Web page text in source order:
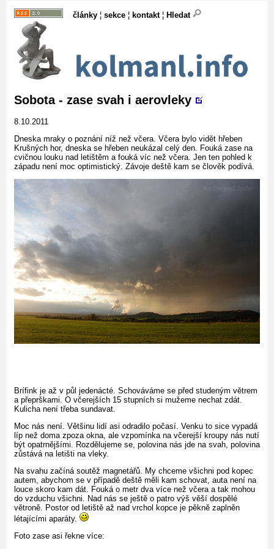
články ¦ sekce ¦ kontakt¦ Hledat
Sobota - zase svah i aerovleky
8.10.2011
Dneska mraky o poznání níž než včera. Včera bylo vidět hřeben
Krušných hor, dneska se hřeben neukázal celý den. Fouká zase na
cvičnou louku nad letištěm a fouká víc než včera. Jen ten pohled k
západu není moc optimistický. Závoje deště kam se člověk podívá.
Brífink je až v půl jedenácté. Schováváme se před studeným větrem
a přeprškami. O včerejších 15 stupních si mužeme nechat zdát.
Kulicha není třeba sundavat.
Moc nás není. Většinu lidí asi odradilo počasí. Venku to sice vypadá
líp než doma zpoza okna, ale vzpomínka na včerejší kroupy nás nutí
být opatrnějšími. Rozdělujeme se, polovina nás jde na svah, polovina
zůstává na letišti na vleky.
Na svahu začíná soutěž magnetářů. My chceme všichni pod kopec
autem, abychom se v případě deště měli kam schovat, auta není na
louce skoro kam dát. Fouká o metr dva více než včera a tak mohou
do vzduchu všichni. Nad nás se ještě o patro výš věší dospělé
větroně. Postor od letiště až nad vrchol kopce je pěkně zaplněn
létajícími aparáty.
Foto zase asi řekne více: